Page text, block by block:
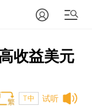
收益美元
试听
T中